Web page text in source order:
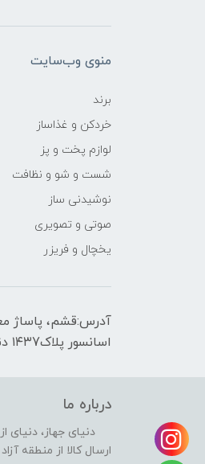
منوی وب‌سایت
برند
خردکن و غذاساز
لوازم پخت و پز
شست و شو و نظافت
نوشیدنی ساز
صوتی و تصویری
یخچال و فریزر
اسانسور پلاک۱۴۳7 دنیای جهاز
درباره ما
دنیای جهاز، دنیای
ارسال کالا از منطقه